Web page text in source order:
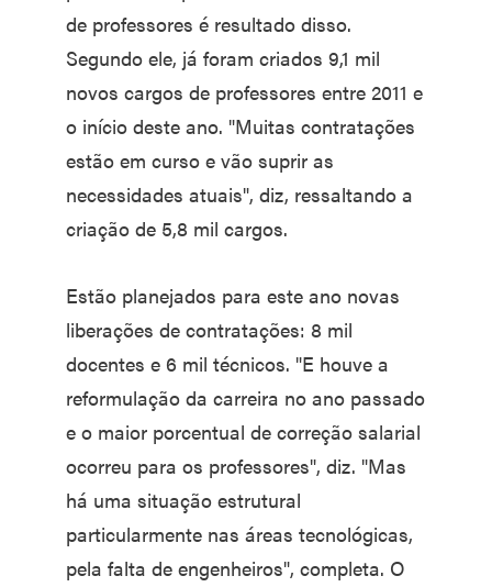
de professores é resultado disso.
Segundo ele, já foram criados 9,1 mil
novos cargos de professores entre 2011 e
o início deste ano. "Muitas contratações
estão em curso e vão suprir as
necessidades atuais", diz, ressaltando a
criação de 5,8 mil cargos.
Estão planejados para este ano novas
liberações de contratações: 8 mil
docentes e 6 mil técnicos. "E houve a
reformulação da carreira no ano passado
e o maior porcentual de correção salarial
ocorreu para os professores", diz. "Mas
há uma situação estrutural
particularmente nas áreas tecnológicas,
pela falta de engenheiros", completa. O